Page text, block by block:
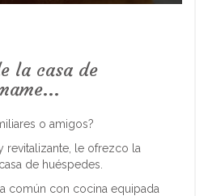
la casa de
o amigos?
revitalizante, le ofrezco la
de huéspedes.
común con cocina equipada